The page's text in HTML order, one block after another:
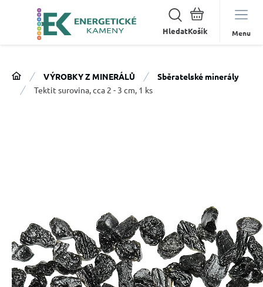
Hledat Menu
VÝROBKY Z MINERÁLŮ
Sběratelské minerály
Tektit surovina, cca 2 - 3 cm, 1 ks